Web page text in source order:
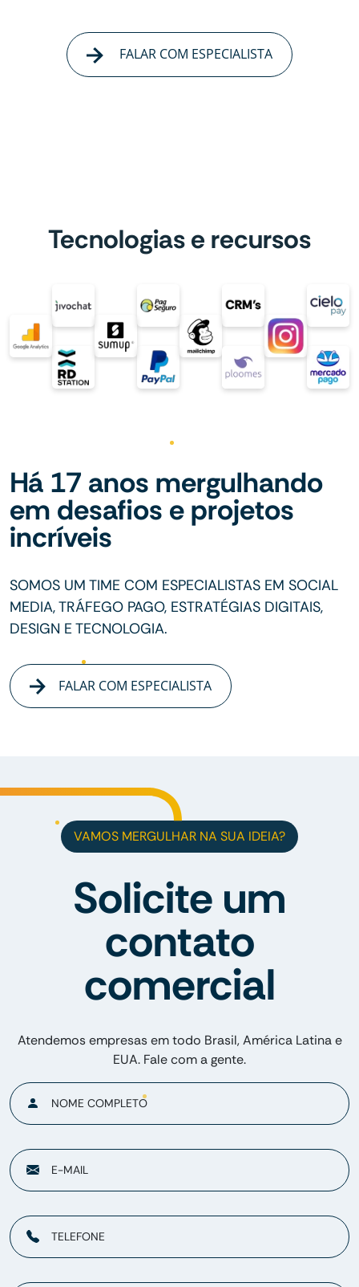
FALAR COM ESPECIALISTA
Tecnologias e recursos
Há 17 anos mergulhando
em desafios e projetos
incríveis
SOMOS UM TIME COM ESPECIALISTAS EM SOCIAL
MEDIA, TRÁFEGO PAGO, ESTRATÉGIAS DIGITAIS,
DESIGN E TECNOLOGIA.
FALAR COM ESPECIALISTA
VAMOS MERGULHAR NA SUA IDEIA?
Solicite um
contato
comercial
Atendemos empresas em todo Brasil, América Latina e
EUA. Fale com a gente.
NOME COMPLETO
E-MAIL
TELEFONE